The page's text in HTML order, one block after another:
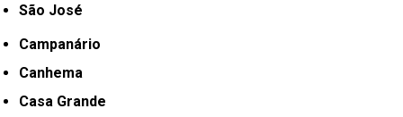
São José
Campanário
Canhema
Casa Grande